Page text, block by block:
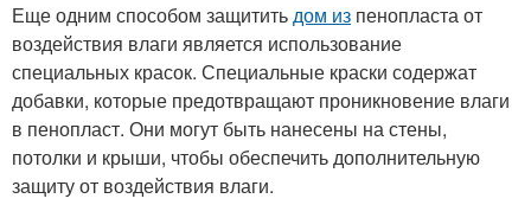
Еще одним способом защититьдом из пенопласта от
воздействия влаги является использование
специальных красок. Специальные краски содержат
добавки, которые предотвращают проникновение влаги
в пенопласт. Они могут быть нанесены на стены,
потолки и крыши, чтобы обеспечить дополнительную
защиту от воздействия влаги.